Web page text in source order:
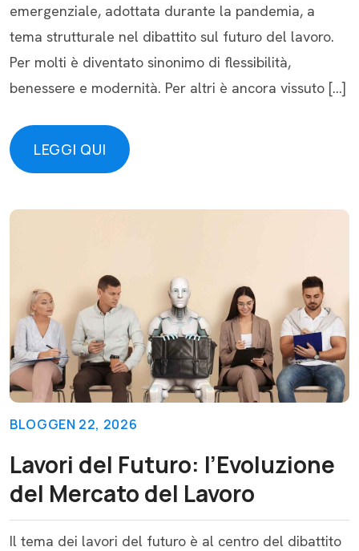
emergenziale, adottata durante la pandemia, a
tema strutturale nel dibattito sul futuro del lavoro.
Per molti è diventato sinonimo di flessibilità,
benessere e modernità. Per altri è ancora vissuto […]
LEGGI QUI
LEGGI QUI
BLOGGEN 22, 2026
Lavori del Futuro: l’Evoluzione
del Mercato del Lavoro
Il tema dei lavori del futuro è al centro del dibattito